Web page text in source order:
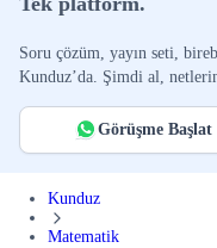
Soru çözüm, yayın seti,
Kunduz’da. Şimdi al,
Görüşme Başlat
Kunduz
Matematik